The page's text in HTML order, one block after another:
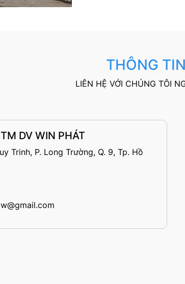
THÔNG
LIÊN HỆ VỚI CHÚNG TÔI
DV WIN PHÁT
Trinh, P. Long Trường, Q. 9, Tp. Hồ